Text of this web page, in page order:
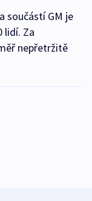
součástí GM je
lidí. Za
nepřetržitě